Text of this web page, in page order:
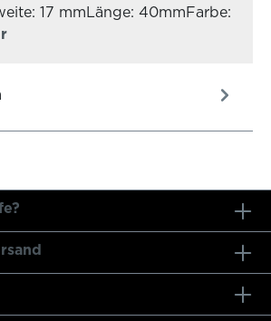
17 mmLänge: 40mmFarbe: